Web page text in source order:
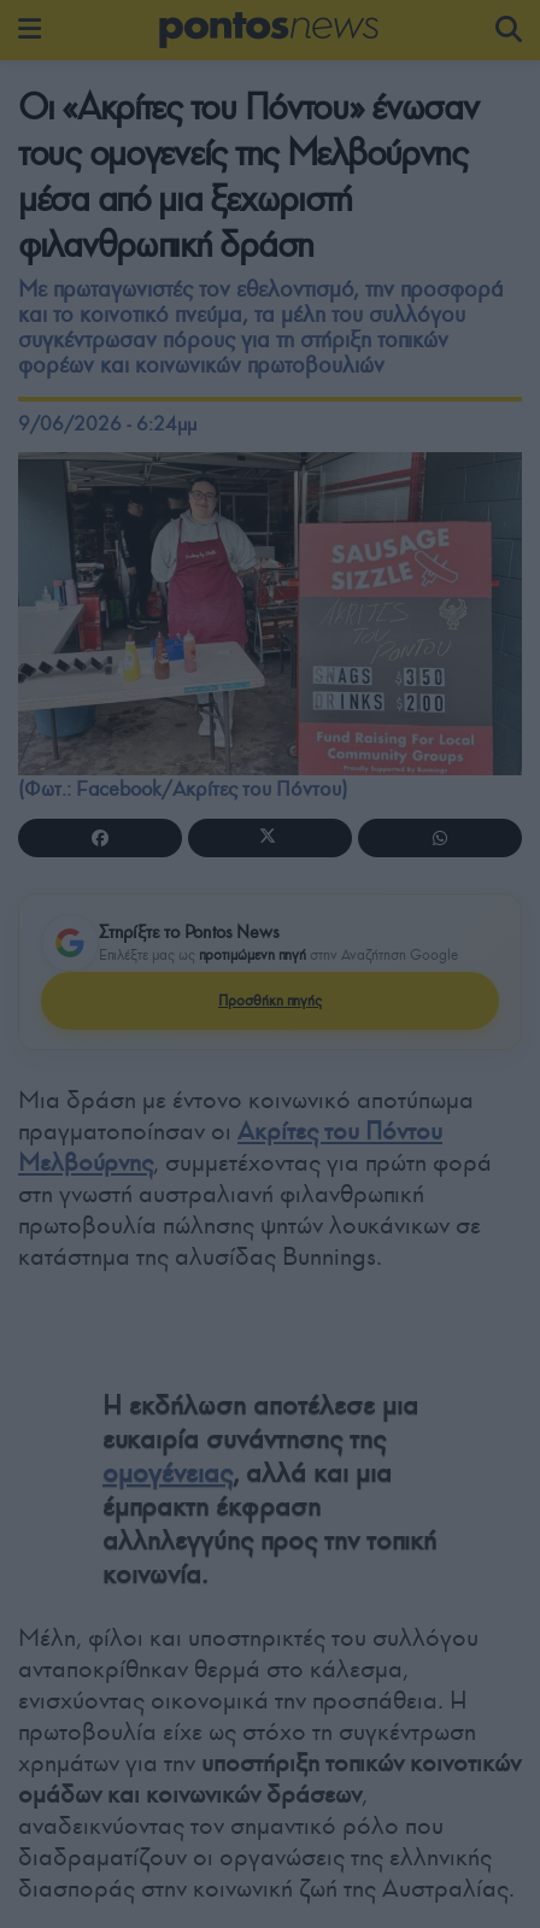
Οι «Ακρίτες του Πόντου» ένωσαν
τους ομογενείς της Μελβούρνης
μέσα από μια ξεχωριστή
φιλανθρωπική δράση
Με πρωταγωνιστές τον εθελοντισμό, την προσφορά
και το κοινοτικό πνεύμα, τα μέλη του συλλόγου
συγκέντρωσαν πόρους για τη στήριξη τοπικών
φορέων και κοινωνικών πρωτοβουλιών
9/06/2026 - 6:24μμ
(Φωτ.: Facebook/Ακρίτες του Πόντου)
Στηρίξτε το Pontos News
Επιλέξτε μας ως προτιμώμενη πηγή στην Αναζήτηση Google
Προσθήκη πηγής
Μια δράση με έντονο κοινωνικό αποτύπωμα
πραγματοποίησαν οι Ακρίτες του Πόντου
Μελβούρνης, συμμετέχοντας για πρώτη φορά
στη γνωστή αυστραλιανή φιλανθρωπική
πρωτοβουλία πώλησης ψητών λουκάνικων σε
κατάστημα της αλυσίδας Bunnings.
Η εκδήλωση αποτέλεσε μια
ευκαιρία συνάντησης της
ομογένειας, αλλά και μια
έμπρακτη έκφραση
αλληλεγγύης προς την τοπική
κοινωνία.
Μέλη, φίλοι και υποστηρικτές του συλλόγου
ανταποκρίθηκαν θερμά στο κάλεσμα,
ενισχύοντας οικονομικά την προσπάθεια. Η
πρωτοβουλία είχε ως στόχο τη συγκέντρωση
χρημάτων για την υποστήριξη τοπικών κοινοτικών
ομάδων και κοινωνικών δράσεων,
αναδεικνύοντας τον σημαντικό ρόλο που
διαδραματίζουν οι οργανώσεις της ελληνικής
διασποράς στην κοινωνική ζωή της Αυστραλίας.